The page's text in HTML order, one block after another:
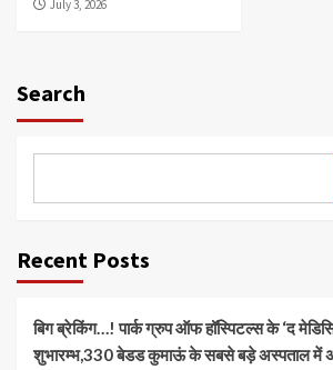
July 3, 2026
Search
Recent Posts
बिग ब्रेकिंग…! पार्क ग्रुप ऑफ हॉस्पिटल्स के ‘द
शुभारम्भ,330 बेडड कुमाऊं के सबसे बड़े अस्पताल में